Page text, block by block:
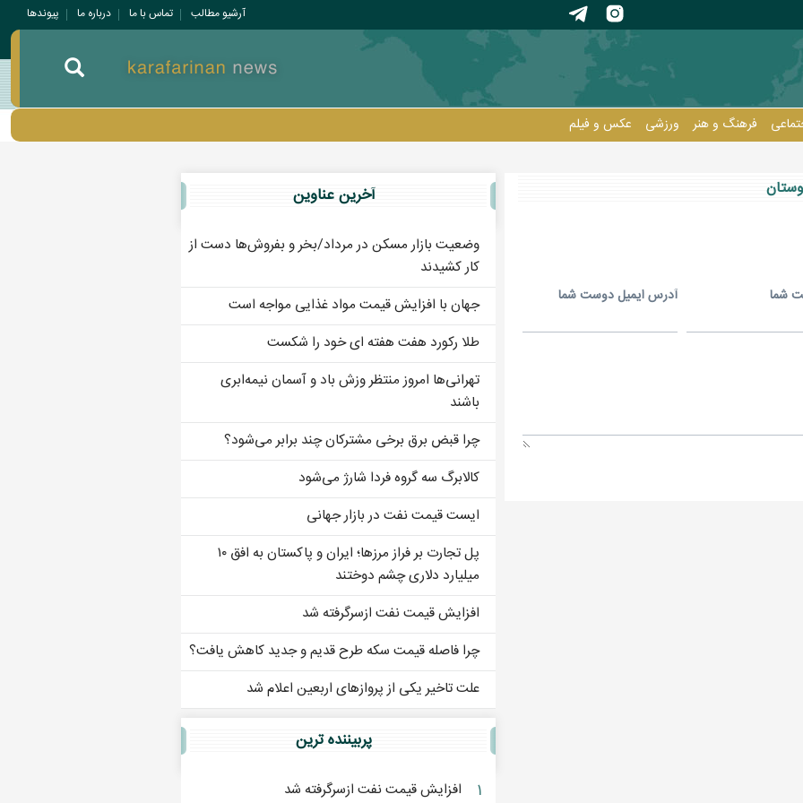
آرشیو مطالب تماس با ما درباره ما پيوندها
فرهنگ و هنر ورزشی عکس و فيلم
شما آدرس ايميل دوست شما
آخرين عناوين
وضعیت بازار مسکن در مرداد/بخر و بفروش‌ها دست از
کار کشیدند
جهان با افزایش قیمت مواد غذایی مواجه است
طلا رکورد هفت هفته ای خود را شکست
تهرانی‌ها امروز منتظر وزش باد و آسمان نیمه‌ابری
باشند
چرا قبض برق برخی مشترکان چند برابر می‌شود؟
کالابرگ سه گروه فردا شارژ می‌شود
ایست قیمت نفت در بازار جهانی
پل تجارت بر فراز مرزها؛ ایران و پاکستان به افق ۱۰
میلیارد دلاری چشم دوختند
افزایش قیمت نفت ازسرگرفته شد
چرا فاصله قیمت سکه طرح قدیم و جدید کاهش یافت؟
علت تاخیر یکی از پروازهای اربعین اعلام شد
پربيننده ترين
۱ افزایش قیمت نفت ازسرگرفته شد